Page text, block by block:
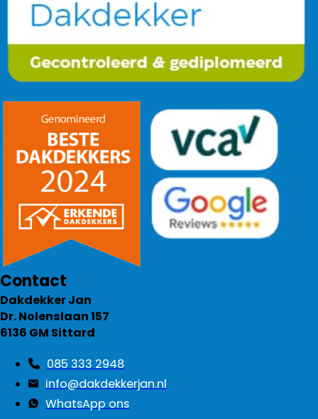
Contact
Dakdekker Jan
Dr. Nolenslaan 157
6136 GM Sittard
085 333 2948
info@dakdekkerjan.nl
WhatsApp ons